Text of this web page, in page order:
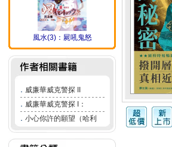
風水(3)：屍吼鬼怒
． 威廉華威克警探 II
． 威廉華威克警探 I：
． 小心你許的願望（哈利